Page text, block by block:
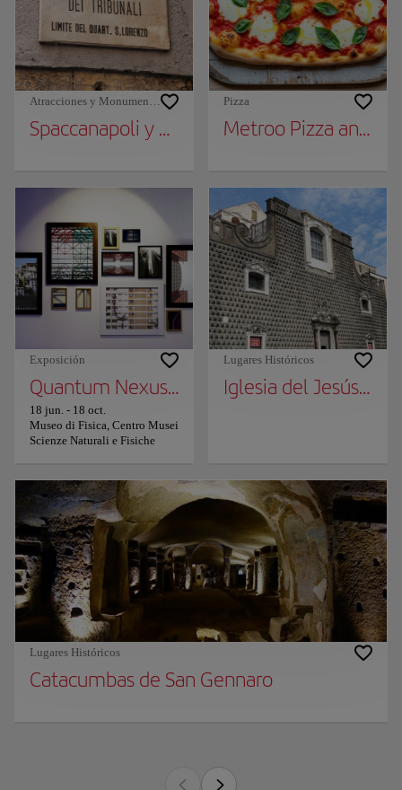
Atracciones y Monumentos
Spaccanapoli y Via dei Tribunali
Pizza
Metroo
Exposición
Quantum Nexus, la exposición de la
18 jun. - 18 oct.
Museo di Fisica, Centro Musei
Scienze Naturali e Fisiche
Lugares Históricos
Iglesia del Jesús
Lugares Históricos
Catacumbas de San Gennaro